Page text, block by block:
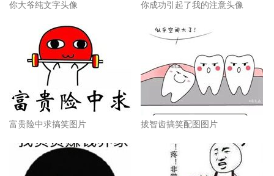
你大爷纯文字头像 你成功引起了我的注意头像
富贵险中求搞笑图片 拔智齿搞笑配图图片